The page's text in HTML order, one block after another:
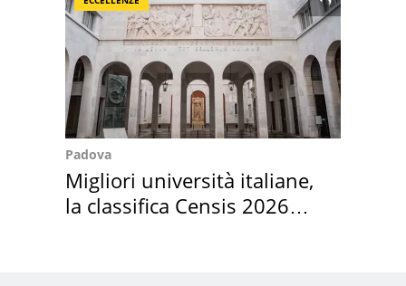
Padova
Migliori università italiane,
la classifica Censis 2026